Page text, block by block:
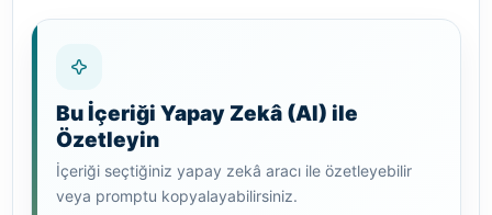
Bu İçeriği Yapay Zekâ (AI) ile
Özetleyin
İçeriği seçtiğiniz yapay zekâ aracı ile özetleyebilir
veya promptu kopyalayabilirsiniz.